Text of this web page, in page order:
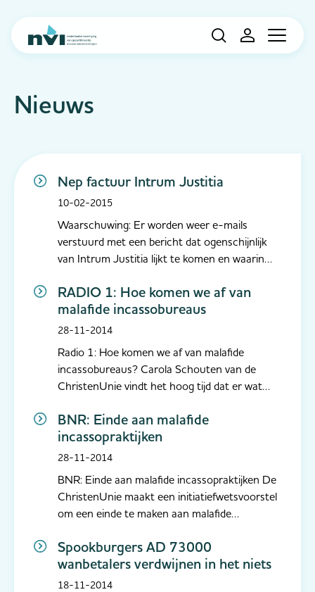
Navigation
Nieuws
Nep factuur Intrum Justitia
10-02-2015
Waarschuwing: Er worden weer e-mails
verstuurd met een bericht dat ogenschijnlijk
van Intrum Justitia lijkt te komen en waarin
nep factuur: klik niet op de link en maak geen
geld over!
RADIO 1: Hoe komen we af van
malafide incassobureaus
28-11-2014
Radio 1: Hoe komen we af van malafide
incassobureaus? Carola Schouten van de
ChristenUnie vindt het hoog tijd dat er wat
Ook de directeur van de Nederlandse
Vereniging van gecertificeerde Incasso
Ondernemingen Jeanine van Noordenne vindt
BNR: Einde aan malafide
incassopraktijken
28-11-2014
BNR: Einde aan malafide incassopraktijken De
ChristenUnie maakt een initiatiefwetsvoorstel
om een einde te maken aan malafide
reactie van directeur Jeanine van Noordenne
van de Nederlandse Vereniging van
gecertificeerde Incasso-ondernemingen.
Spookburgers AD 73000
wanbetalers verdwijnen in het niets
18-11-2014